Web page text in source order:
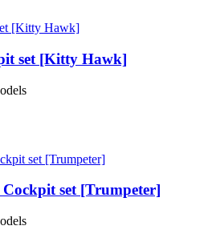
set [Kitty Hawk]
set [Trumpeter]